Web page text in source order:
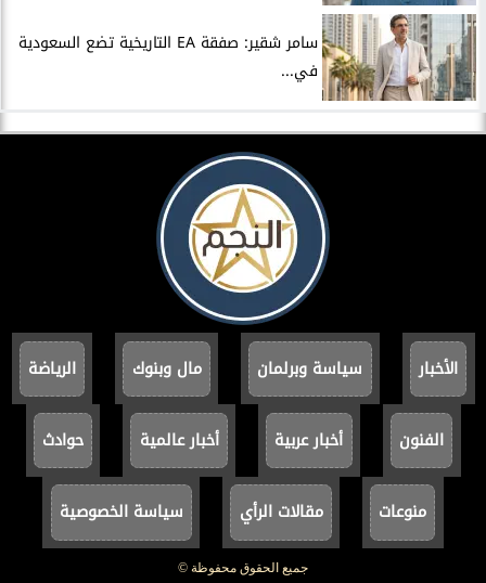
سامر شقير: صفقة EA التاريخية تضع السعودية
في...
الأخبار سياسة وبرلمان مال وبنوك الرياضة
الفنون أخبار عربية أخبار عالمية حوادث
منوعات مقالات الرأي سياسة الخصوصية
جميع الحقوق محفوظة ©